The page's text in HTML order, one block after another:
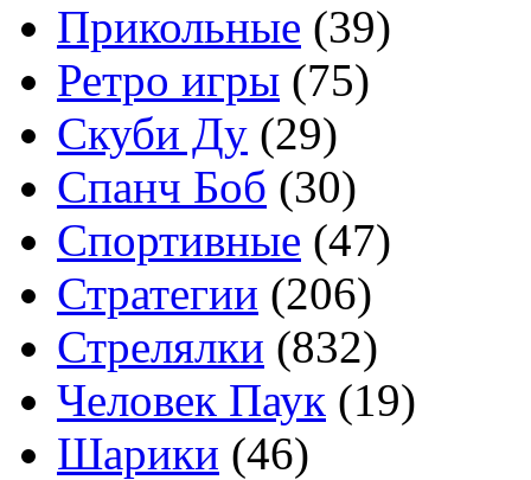
Прикольные (39)
Ретро игры (75)
Скуби Ду (29)
Спанч Боб (30)
Спортивные (47)
Стратегии (206)
Стрелялки (832)
Человек Паук (19)
Шарики (46)